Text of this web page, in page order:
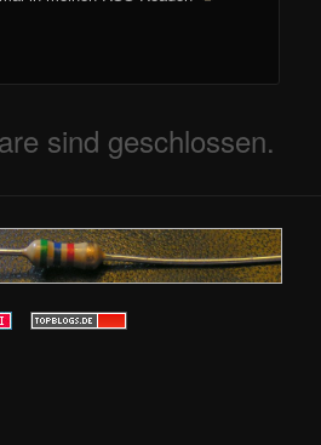
sind geschlossen.